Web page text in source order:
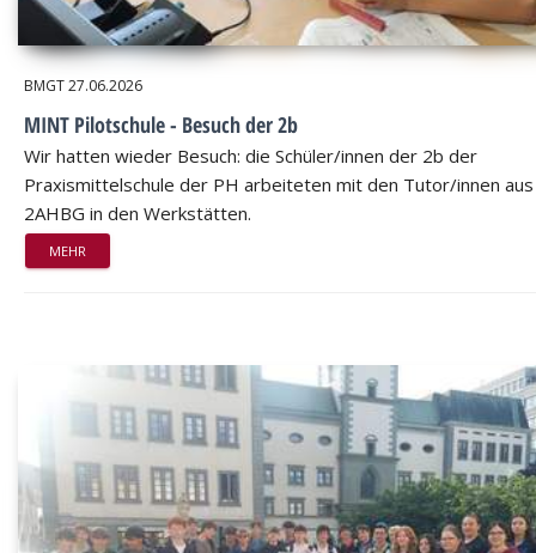
BMGT27.06.2026
MINT Pilotschule - Besuch der 2b
Wir hatten wieder Besuch: die Schüler/innen der 2b der
Praxismittelschule der PH arbeiteten mit den Tutor/innen
2AHBG in den Werkstätten.
MEHR